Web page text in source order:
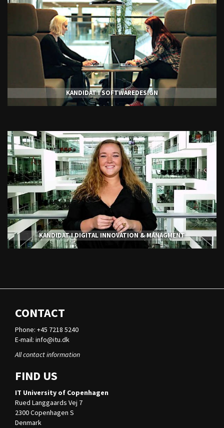
KANDIDAT I SOFTWAREDESIGN
KANDIDAT I DIGITAL INNOVATION & MANAGMENT
CONTACT
Phone: +45 7218 5240
E-mail: info@itu.dk
All contact information
FIND US
IT University of Copenhagen
Rued Langgaards Vej 7
2300 Copenhagen S
Denmark